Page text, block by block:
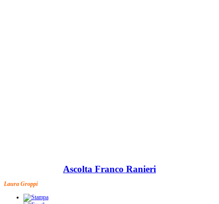
Ascolta Franco Ranieri
Laura Groppi